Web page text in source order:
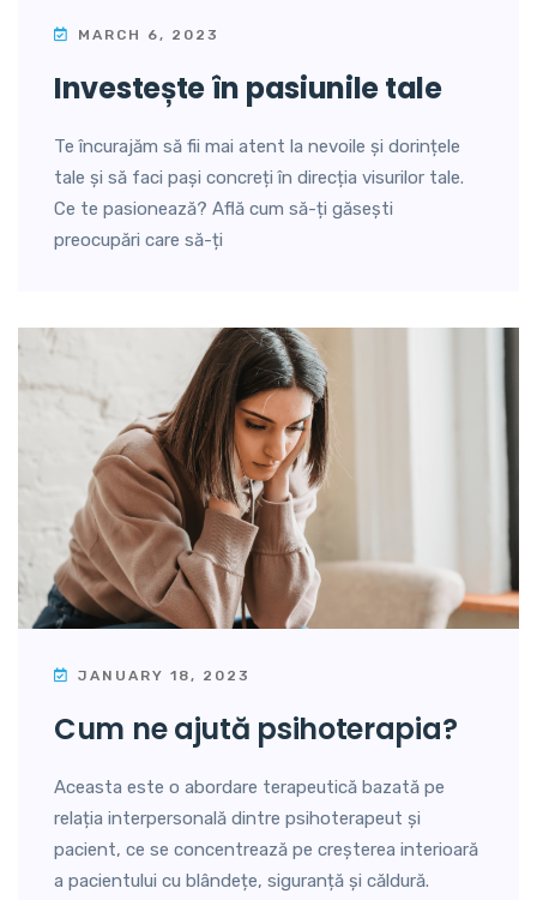
MARCH 6, 2023
investește în pasiunile tale
Te încurajăm să fii mai atent la nevoile și dorințele
tale și să faci pași concreți în direcția visurilor tale.
Ce te pasionează? Află cum să-ți găsești
preocupări care să-ți
JANUARY 18, 2023
cum ne ajută psihoterapia?
Aceasta este o abordare terapeutică bazată pe
relația interpersonală dintre psihoterapeut și
pacient, ce se concentrează pe creșterea interioară
a pacientului cu blândețe, siguranță și căldură.